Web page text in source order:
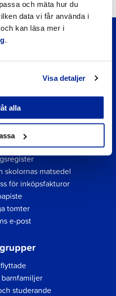
och mäta hur du
data vi får använda i
kan läsa mer i
Visa detaljer
alla
skolornas matsedel
för inköpsfakturor
tomter
e-post
studerande